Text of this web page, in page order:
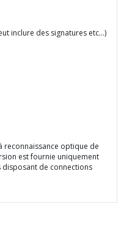
inclure des signatures etc…)
reconnaissance optique de
est fournie uniquement
de connections